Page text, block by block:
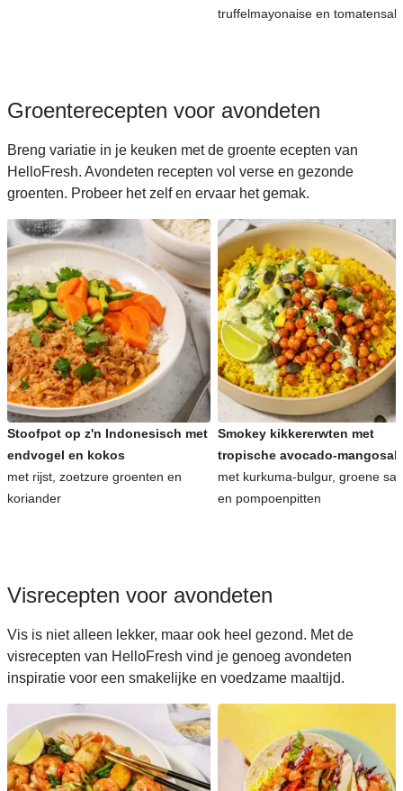
truffelmayonaise en
Groenterecepten voor avondeten
Breng variatie in je keuken met de groente ecepten van
HelloFresh. Avondeten recepten vol verse en gezonde
groenten. Probeer het zelf en ervaar het gemak.
Stoofpot op z'n Indonesisch met
endvogel en kokos
met rijst, zoetzure groenten en
koriander
Smokey kikkererwten met
tropische avocado-
met kurkuma-bulgur, groene
en pompoenpitten
Visrecepten voor avondeten
Vis is niet alleen lekker, maar ook heel gezond. Met de
visrecepten van HelloFresh vind je genoeg avondeten
inspiratie voor een smakelijke en voedzame maaltijd.